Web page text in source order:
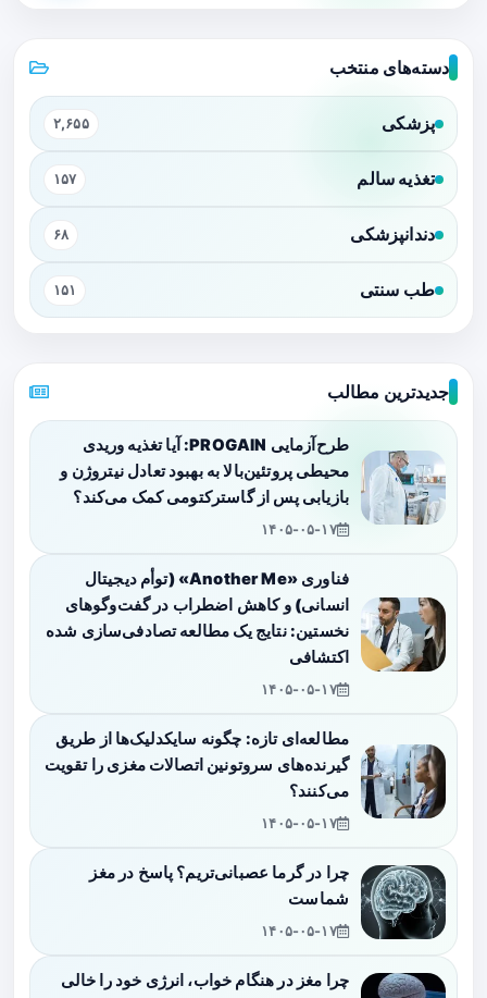
دسته‌های منتخب
پزشکی ۲,۶۵۵
تغذیه سالم ۱۵۷
دندانپزشکی ۶۸
طب سنتی ۱۵۱
جدیدترین مطالب
طرح‌آزمایی PROGAIN: آیا تغذیه وریدی
محیطی پروتئین‌بالا به بهبود تعادل نیتروژن و
بازیابی پس از گاسترکتومی کمک می‌کند؟
۱۴۰۵-۰۵-۱۷
فناوری «Another Me» (توأم دیجیتال
انسانی) و کاهش اضطراب در گفت‌وگوهای
نخستین: نتایج یک مطالعه تصادفی‌سازی شده
اکتشافی
۱۴۰۵-۰۵-۱۷
مطالعه‌ای تازه: چگونه سایکدلیک‌ها از طریق
گیرنده‌های سروتونین اتصالات مغزی را تقویت
می‌کنند؟
۱۴۰۵-۰۵-۱۷
چرا در گرما عصبانی‌تریم؟ پاسخ در مغز
شماست
۱۴۰۵-۰۵-۱۷
چرا مغز در هنگام خواب، انرژی خود را خالی